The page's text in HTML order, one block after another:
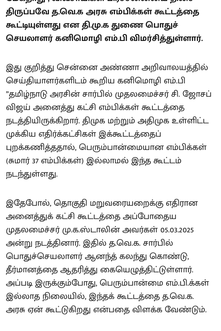
திருப்பவே த.வெ.க அரசு எம்பிக்கள் கூட்டத்தை
கூட்டியுள்ளது என தி.மு.க துணை பொதுச்
செயலாளர் கனிமொழி எம்.பி விமர்சித்துள்ளார்.
இது குறித்து சென்னை அண்ணா அறிவாலயத்தில்
செய்தியாளர்களிடம் கூறிய கனிமொழி எம்.பி
”தமிழ்நாடு அரசின் சார்பில் முதலமைச்சர் சி. ஜோசப்
விஜய் அனைத்து கட்சி எம்பிக்கள் கூட்டத்தை
நடத்தியிருக்கிறார். திமுக மற்றும் அதிமுக உள்ளிட்ட
முக்கிய எதிர்க்கட்சிகள் இக்கூட்டத்தைப்
புறக்கணித்ததால், பெரும்பான்மையான எம்பிக்கள்
(சுமார் 37 எம்பிக்கள்) இல்லாமல் இந்த கூட்டம்
நடந்துள்ளது.
இதேபோல், தொகுதி மறுவரையறைக்கு எதிரான
அனைத்துக் கட்சி கூட்டத்தை அப்போதைய
முதலமைச்சர் மு.க.ஸ்டாலின் அவர்கள் 05.03.2025
அன்று நடத்தினார். இதில் த.வெ.க. சார்பில்
பொதுச்செயலாளர் ஆனந்த் கலந்து கொண்டு,
தீர்மானத்தை ஆதரித்து கையெழுத்திட்டுள்ளார்.
அப்படி இருக்கும்போது, பெரும்பான்மை எம்.பி.க்கள்
இல்லாத நிலையில், இந்தக் கூட்டத்தை த.வெ.க.
அரசு ஏன் கூட்டுகிறது என்பதை விளக்க வேண்டும்.